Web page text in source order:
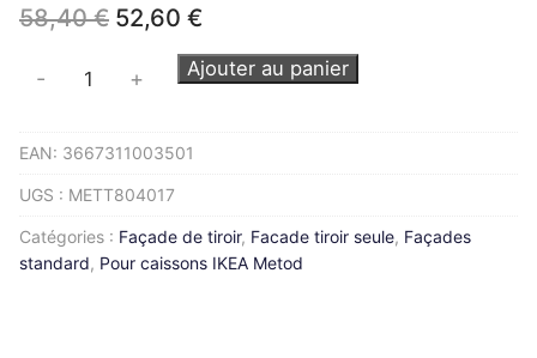
58,40€ Le
prix
était :
52,60 €
actuel
est :
quantité
de
tiroir
L80H40cm
- + Ajouter au panier
EAN: 3667311003501
UGS : METT804017
Catégories : Façade de tiroir, Facade tiroir seule, Façades
standard, Pour caissons IKEA Metod